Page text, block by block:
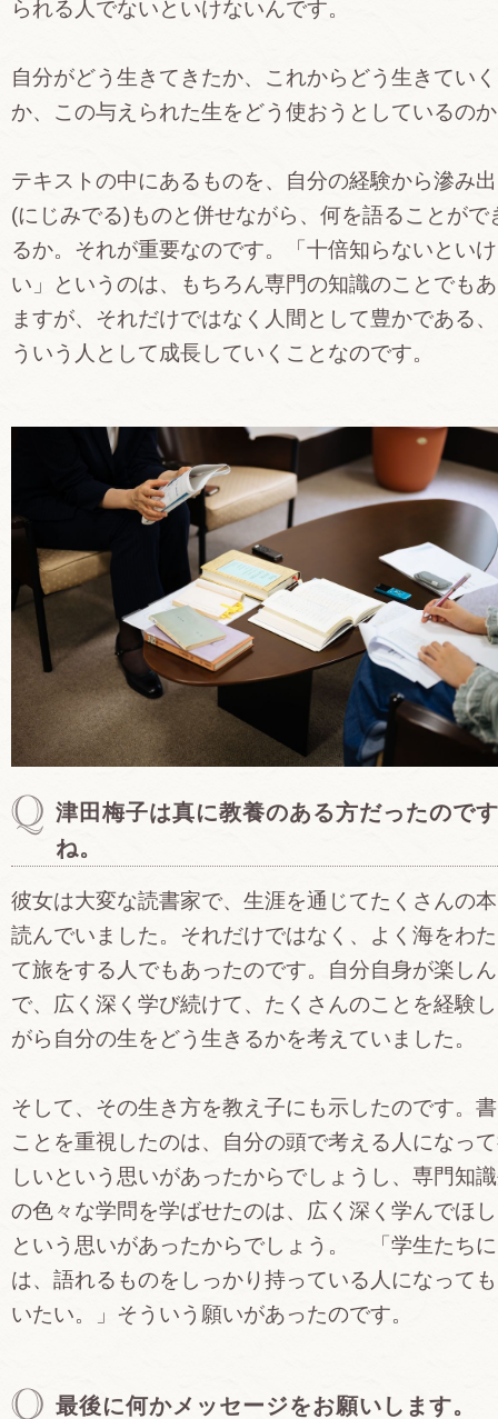
られる人でないといけないんです。
自分がどう生きてきたか、これからどう生きていく
か、この与えられた生をどう使おうとしているの
テキストの中にあるものを、自分の経験から滲み
(にじみでる)ものと併せながら、何を語ることがで
るか。それが重要なのです。「十倍知らないとい
い」というのは、もちろん専門の知識のことでも
ますが、それだけではなく人間として豊かである
ういう人として成長していくことなのです。
津田梅子は真に教養のある方だったのです
ね。
彼女は大変な読書家で、生涯を通じてたくさんの
読んでいました。それだけではなく、よく海をわ
て旅をする人でもあったのです。自分自身が楽しん
で、広く深く学び続けて、たくさんのことを経験
がら自分の生をどう生きるかを考えていました。
そして、その生き方を教え子にも示したのです。
ことを重視したのは、自分の頭で考える人になっ
しいという思いがあったからでしょうし、専門知
の色々な学問を学ばせたのは、広く深く学んでほ
という思いがあったからでしょう。 「学生たちに
は、語れるものをしっかり持っている人になって
いたい。」そういう願いがあったのです。
最後に何かメッセージをお願いします。